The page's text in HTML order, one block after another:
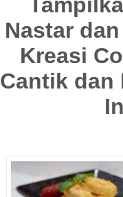
Nastar
Kreasi
Cantik dan